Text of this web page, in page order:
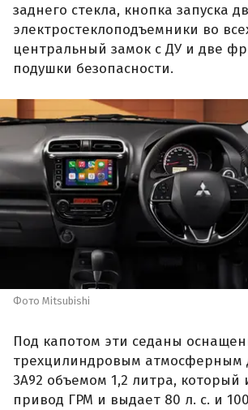
заднего стекла, кнопка запуска
электростеклоподъемники во
центральный замок с ДУ и две
подушки безопасности.
Фото Mitsubishi
Под капотом эти седаны
трехцилиндровым атмосферным
3A92 объемом 1,2 литра, который
привод ГРМ и выдает 80 л. с. и